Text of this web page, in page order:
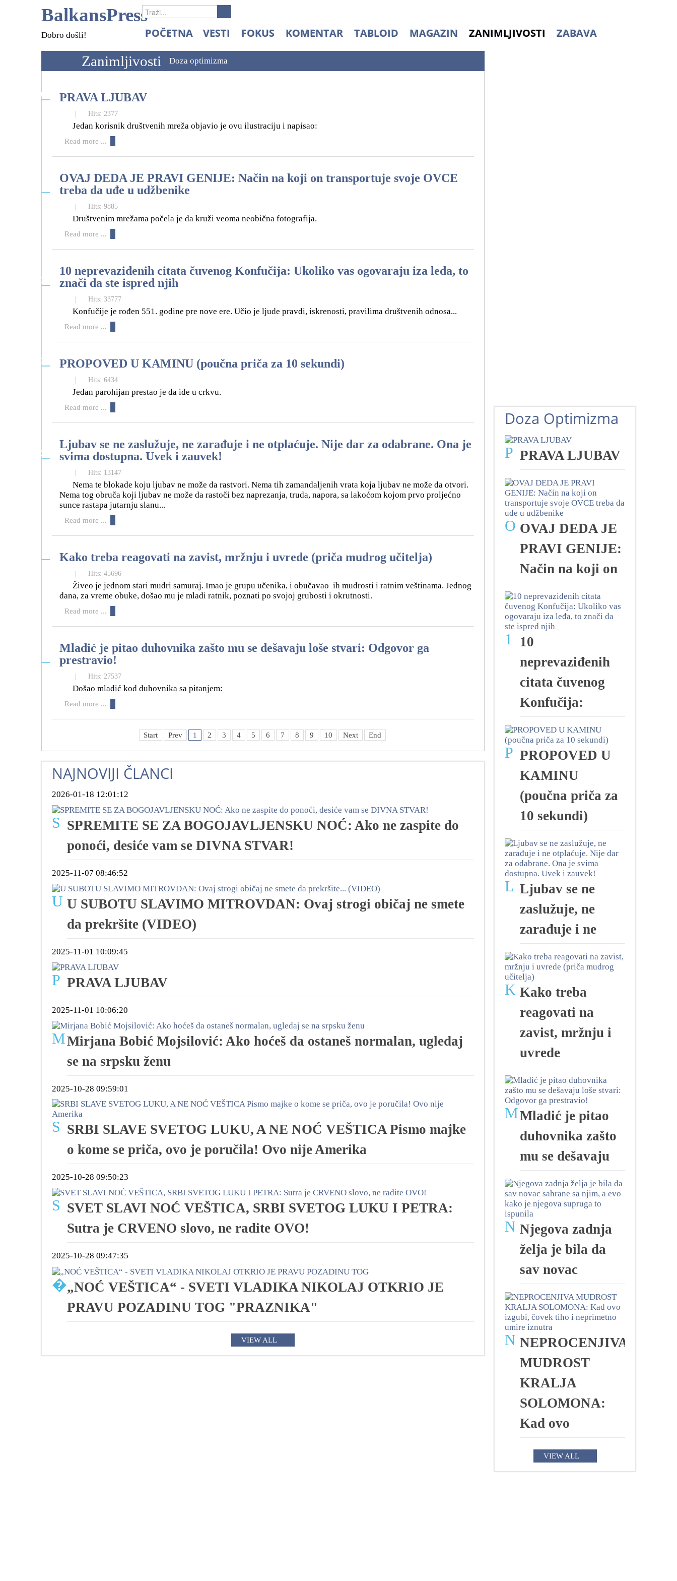
BalkansPress
Dobro došli! POČETNA VESTI FOKUS KOMENTAR TABLOID MAGAZIN ZANIMLJIVOSTI ZABAVA
Zanimljivosti Doza optimizma
PRAVA LJUBAV
01
|
Hits: 2377
Jedan korisnik društvenih mreža objavio je ovu ilustraciju i napisao:
Read more ...
OVAJ DEDA JE PRAVI GENIJE: Način na koji on transportuje svoje OVCE
treba da uđe u udžbenike
|
Hits: 9885
Društvenim mrežama počela je da kruži veoma neobična fotografija.
Read more ...
10 neprevaziđenih citata čuvenog Konfučija: Ukoliko vas ogovaraju iza leđa, to
znači da ste ispred njih
26
|
Hits: 33777
Konfučije je rođen 551. godine pre nove ere. Učio je ljude pravdi, iskrenosti, pravilima društvenih odnosa...
Read more ...
PROPOVED U KAMINU (poučna priča za 10 sekundi)
26
|
Hits: 6434
Jedan parohijan prestao je da ide u crkvu.
Read more ...
Ljubav se ne zaslužuje, ne zarađuje i ne otplaćuje. Nije dar za odabrane. Ona je
svima dostupna. Uvek i zauvek!
22
|
Hits: 13147
Nema te blokade koju ljubav ne može da rastvori. Nema tih zamandaljenih vrata koja ljubav ne može da otvori.
Nema tog obruča koji ljubav ne može da rastoči bez naprezanja, truda, napora, sa lakoćom kojom prvo proljećno
sunce rastapa jutarnju slanu...
Read more ...
Kako treba reagovati na zavist, mržnju i uvrede (priča mudrog učitelja)
|
Hits: 45696
Živeo je jednom stari mudri samuraj. Imao je grupu učenika, i obučavao ih mudrosti i ratnim veštinama. Jednog
dana, za vreme obuke, došao mu je mladi ratnik, poznati po svojoj grubosti i okrutnosti.
Read more ...
Mladić je pitao duhovnika zašto mu se dešavaju loše stvari: Odgovor ga
prestravio!
|
Hits: 27537
Došao mladić kod duhovnika sa pitanjem:
Read more ...
Start Prev 1 2 3 4 5 6 7 8 9 10 Next End
NAJNOVIJI ČLANCI
2026-01-18 12:01:12
S SPREMITE SE ZA BOGOJAVLJENSKU NOĆ: Ako ne zaspite do
ponoći, desiće vam se DIVNA STVAR!
2025-11-07 08:46:52
U U SUBOTU SLAVIMO MITROVDAN: Ovaj strogi običaj ne smete
da prekršite (VIDEO)
2025-11-01 10:09:45
P PRAVA LJUBAV
2025-11-01 10:06:20
MMirjana Bobić Mojsilović: Ako hoćeš da ostaneš normalan, ugledaj
se na srpsku ženu
2025-10-28 09:59:01
S SRBI SLAVE SVETOG LUKU, A NE NOĆ VEŠTICA Pismo majke
o kome se priča, ovo je poručila! Ovo nije Amerika
2025-10-28 09:50:23
S SVET SLAVI NOĆ VEŠTICA, SRBI SVETOG LUKU I PETRA:
Sutra je CRVENO slovo, ne radite OVO!
2025-10-28 09:47:35
�„NOĆ VEŠTICA“ - SVETI VLADIKA NIKOLAJ OTKRIO JE
PRAVU POZADINU TOG "PRAZNIKA"
VIEW ALL
Doza Optimizma
P PRAVA LJUBAV
O OVAJ DEDA JE
PRAVI GENIJE:
Način na koji on
1
10
neprevaziđenih
citata čuvenog
Konfučija:
P PROPOVED U
KAMINU
(poučna priča za
10 sekundi)
L Ljubav se ne
zaslužuje, ne
zarađuje i ne
K Kako treba
reagovati na
zavist, mržnju i
uvrede
MMladić je pitao
duhovnika zašto
mu se dešavaju
N Njegova zadnja
želja je bila da
sav novac
N NEPROCENJIVA
MUDROST
KRALJA
SOLOMONA:
Kad ovo
VIEW ALL